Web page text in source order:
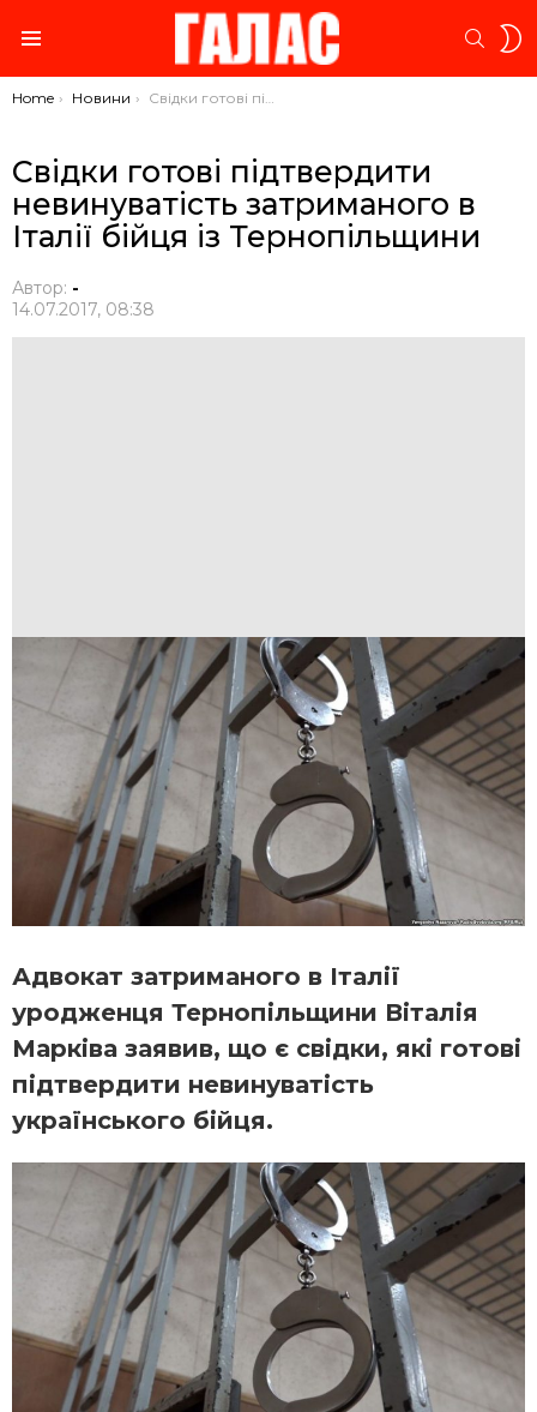
You are here:
Home Новини Cвідки готові підтвердити невинуватість затриманого в Італії бійця із Тернопільщини
Cвідки готові підтвердити
невинуватість затриманого в
Італії бійця із Тернопільщини
Автор: -
14.07.2017, 08:38
Адвокат затриманого в Італії
уродженця Тернопільщини Віталія
Марківа заявив, що є свідки, які готові
підтвердити невинуватість
українського бійця.